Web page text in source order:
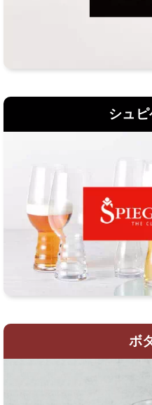
シュ
ボ